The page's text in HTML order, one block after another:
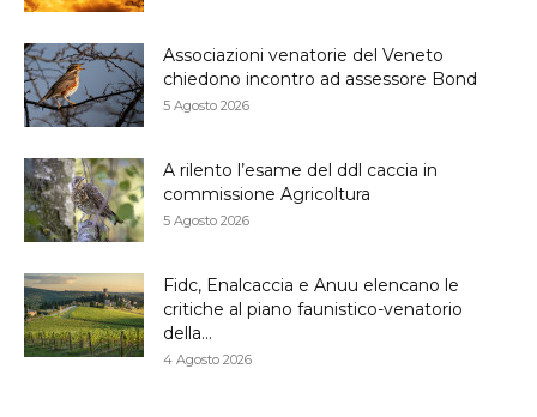
Associazioni venatorie del Veneto
chiedono incontro ad assessore Bond
5 Agosto 2026
A rilento l’esame del ddl caccia in
commissione Agricoltura
5 Agosto 2026
Fidc, Enalcaccia e Anuu elencano le
critiche al piano faunistico-venatorio
della...
4 Agosto 2026